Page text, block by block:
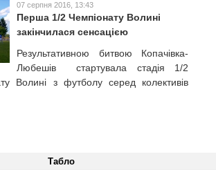
07 серпня 2016, 13:43
Перша 1/2 Чемпіонату Волині
закінчилася сенсацією
Результативною битвою Копачівка-
Любешів стартувала стадія 1/2
Волині з футболу серед колективів
Табло